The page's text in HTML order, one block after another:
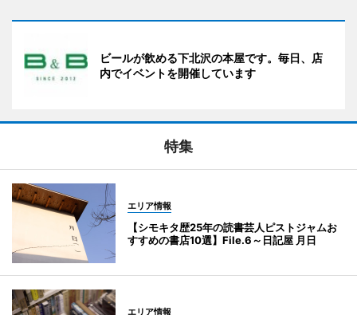
ビールが飲める下北沢の本屋です。毎日、店
内でイベントを開催しています
特集
エリア情報
【シモキタ歴25年の読書芸人ピストジャムお
すすめの書店10選】File.6～日記屋 月日
エリア情報